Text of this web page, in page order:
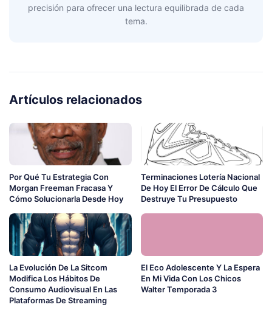
precisión para ofrecer una lectura equilibrada de cada
tema.
Artículos relacionados
Por Qué Tu Estrategia Con
Morgan Freeman Fracasa Y
Cómo Solucionarla Desde Hoy
Terminaciones Lotería Nacional
De Hoy El Error De Cálculo Que
Destruye Tu Presupuesto
La Evolución De La Sitcom
Modifica Los Hábitos De
Consumo Audiovisual En Las
Plataformas De Streaming
El Eco Adolescente Y La Espera
En Mi Vida Con Los Chicos
Walter Temporada 3